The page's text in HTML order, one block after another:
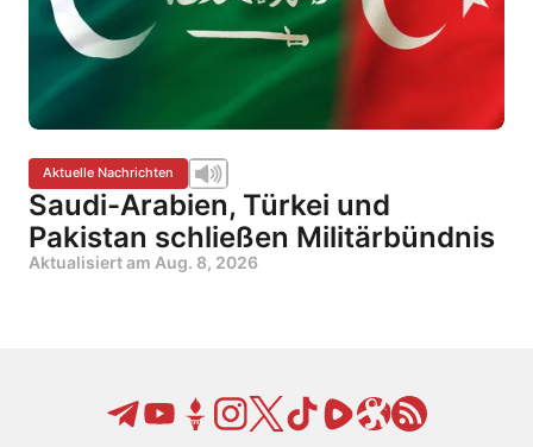
Aktuelle Nachrichten
Saudi-Arabien, Türkei und
Pakistan schließen Militärbündnis
Aktualisiert am Aug. 8, 2026